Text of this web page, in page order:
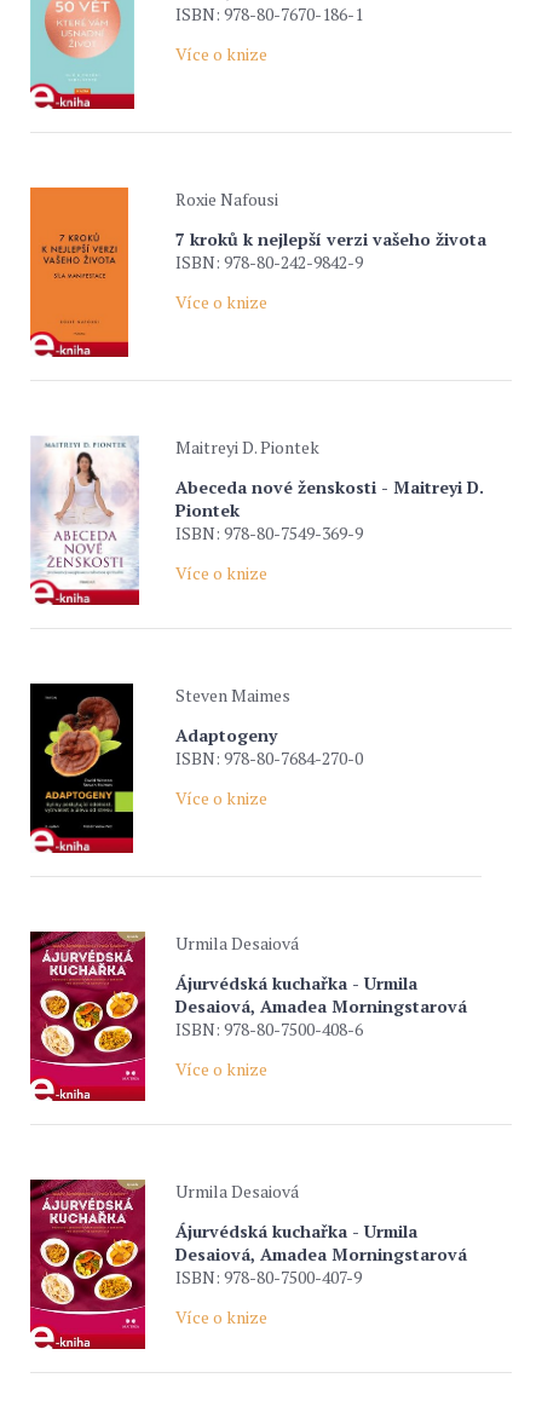
ISBN: 978-80-7670-186-1
Více o knize
Roxie Nafousi
7 kroků k nejlepší verzi vašeho života
ISBN: 978-80-242-9842-9
Více o knize
Maitreyi D. Piontek
Abeceda nové ženskosti - Maitreyi D.
Piontek
ISBN: 978-80-7549-369-9
Více o knize
Steven Maimes
Adaptogeny
ISBN: 978-80-7684-270-0
Více o knize
Urmila Desaiová
Ájurvédská kuchařka - Urmila
Desaiová, Amadea Morningstarová
ISBN: 978-80-7500-408-6
Více o knize
Urmila Desaiová
Ájurvédská kuchařka - Urmila
Desaiová, Amadea Morningstarová
ISBN: 978-80-7500-407-9
Více o knize